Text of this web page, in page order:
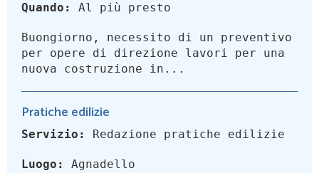
Quando: Al più presto
Buongiorno, necessito di un preventivo
per opere di direzione lavori per una
nuova costruzione in...
Pratiche edilizie
Servizio: Redazione pratiche edilizie
Luogo: Agnadello